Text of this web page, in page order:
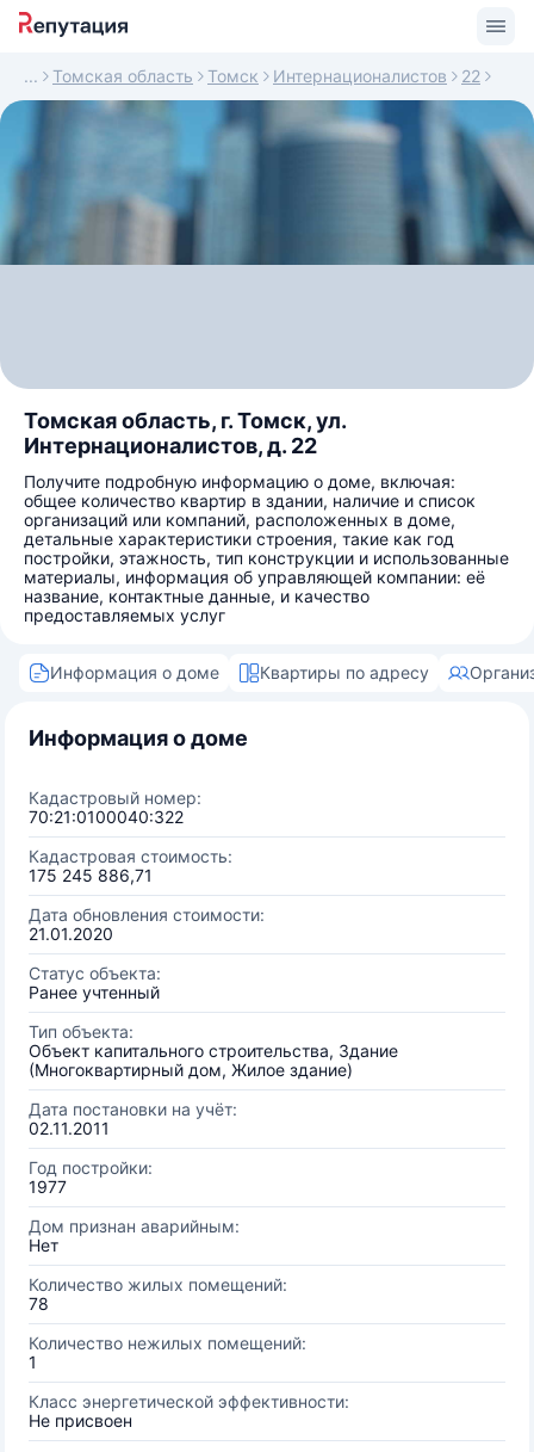
Томская область Томск Интернационалистов 22
Томская область, г. Томск, ул.
Интернационалистов, д. 22
Получите подробную информацию о доме, включая:
общее количество квартир в здании, наличие и список
организаций или компаний, расположенных в доме,
детальные характеристики строения, такие как год
постройки, этажность, тип конструкции и использованные
материалы, информация об управляющей компании: её
название, контактные данные, и качество
предоставляемых услуг
Информация о доме Квартиры по адресу
Информация о доме
Кадастровый номер:
70:21:0100040:322
Кадастровая стоимость:
175 245 886,71
Дата обновления стоимости:
21.01.2020
Статус объекта:
Ранее учтенный
Тип объекта:
Объект капитального строительства, Здание
(Многоквартирный дом, Жилое здание)
Дата постановки на учёт:
02.11.2011
Год постройки:
1977
Дом признан аварийным:
Нет
Количество жилых помещений:
78
Количество нежилых помещений:
1
Класс энергетической эффективности:
Не присвоен